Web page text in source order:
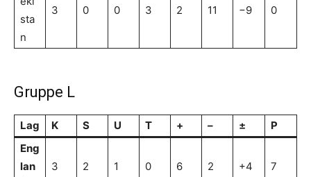
sta
n
3 0 0 3 2 11 −9 0
Gruppe L
Lag K S U T + – ±
P
Eng
lan
3 2 1 0 6 2 +4 7